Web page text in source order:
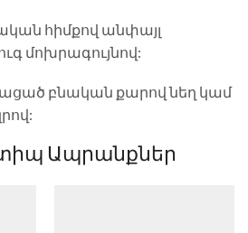
հիմքով անփայլ
մոխրագույնով:
բնական քարով նեղ կամ
Ապրանքներ